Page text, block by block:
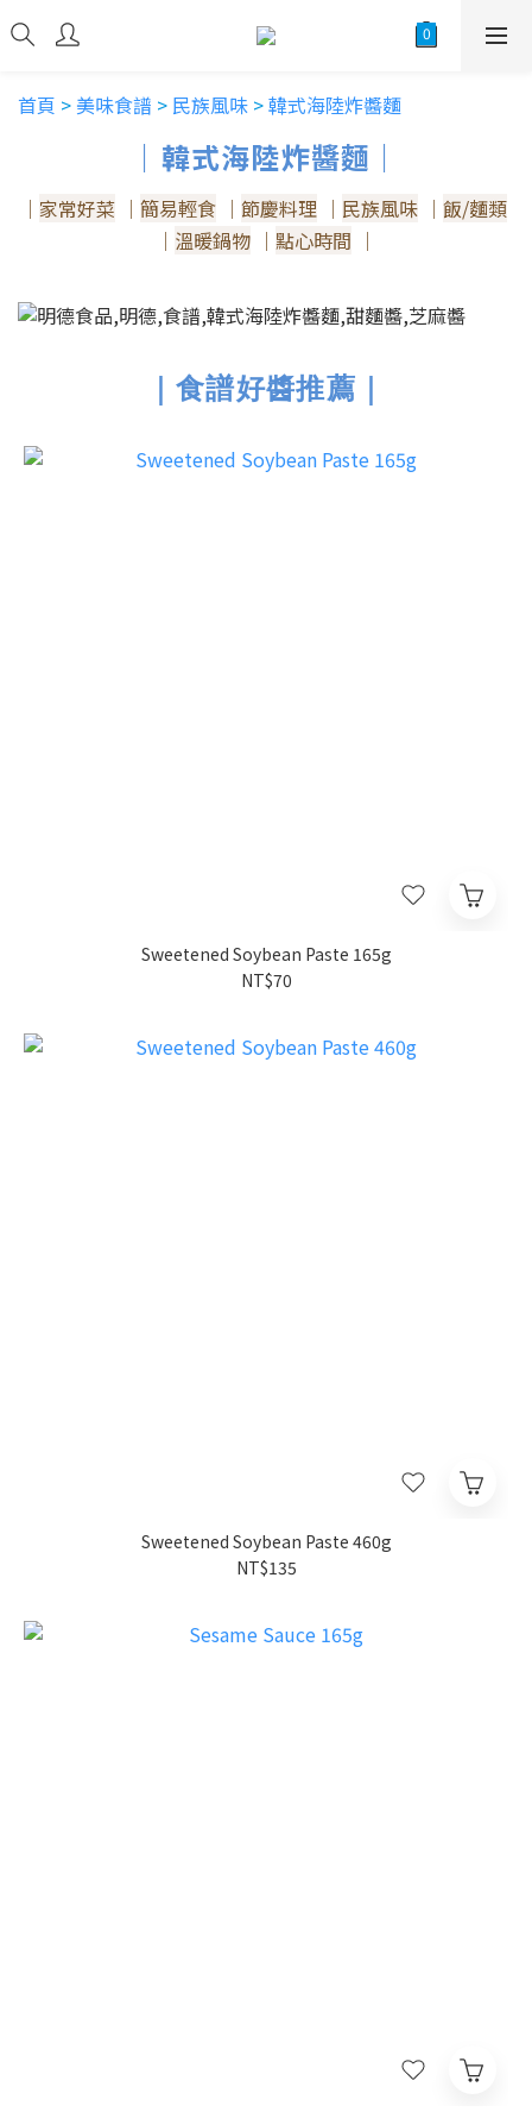
首頁 > 美味食譜 > 民族風味 >韓式海陸炸醬麵
｜韓式海陸炸醬麵｜
｜ 家常好菜 ｜ 簡易輕食 ｜ 節慶料理 ｜ 民族風味 ｜ 飯/麵類
｜ 溫暖鍋物 ｜ 點心時間 ｜
｜食譜好醬推薦｜
Sweetened Soybean Paste 165g
NT$70
Sweetened Soybean Paste 460g
NT$135